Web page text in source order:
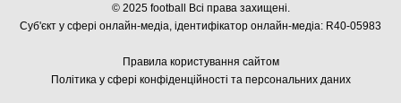
© 2025 football Всі права захищені.
Суб'єкт у сфері онлайн-медіа, ідентифікатор онлайн-медіа: R40-05983
Правила користування сайтом
Політика у сфері конфіденційності та персональних даних